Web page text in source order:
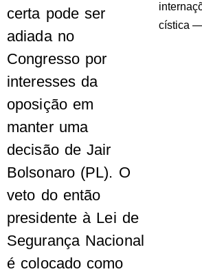
certa pode ser
adiada no
Congresso por
interesses da
oposição em
manter uma
decisão de Jair
Bolsonaro (PL). O
veto do então
presidente à Lei de
Segurança Nacional
é colocado como